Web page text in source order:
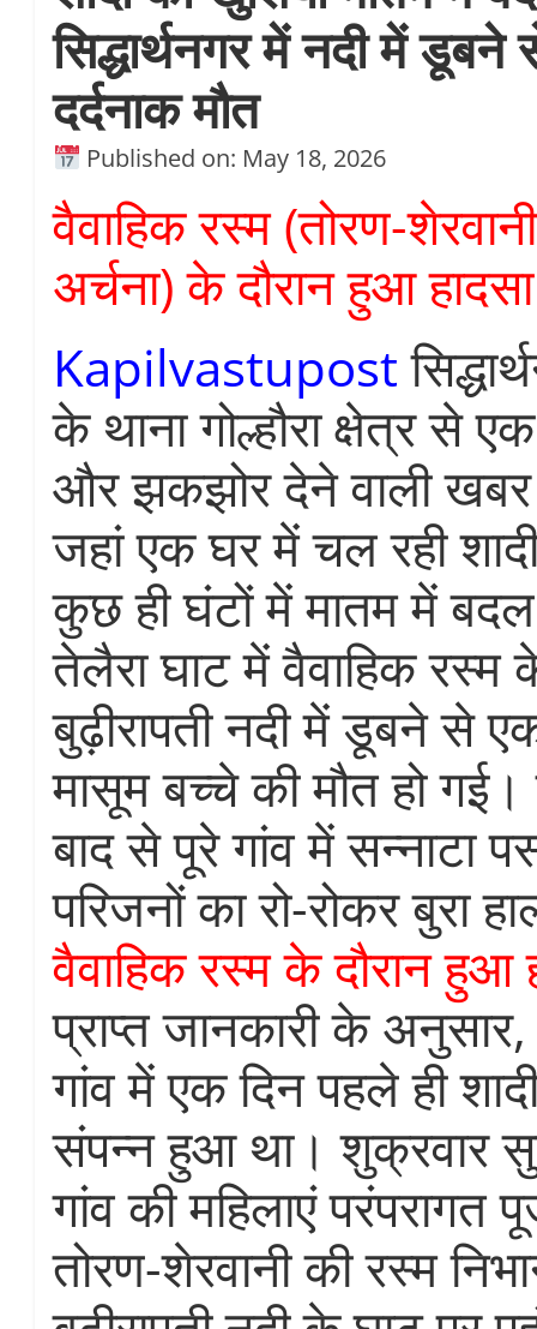
सिद्धार्थनगर में नदी में
दर्दनाक मौत
Published on: May 18, 2026
वैवाहिक रस्म (तोरण-
अर्चना) के दौरान हुआ
Kapilvastupost
के थाना गोल्हौरा क्षेत्र से
और झकझोर देने वाली
जहां एक घर में चल रही
कुछ ही घंटों में मातम में
तेलैरा घाट में वैवाहिक रस्म
बुढ़ीरापती नदी में डूबने से
मासूम बच्चे की मौत हो
बाद से पूरे गांव में सन्नाटा
परिजनों का रो-रोकर बुरा
वैवाहिक रस्म के दौरान हुआ
प्राप्त जानकारी के
गांव में एक दिन पहले ही
संपन्न हुआ था। शुक्रवार
गांव की महिलाएं परंपरागत
तोरण-शेरवानी की रस्म